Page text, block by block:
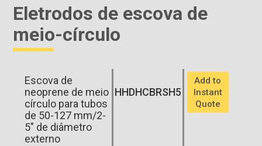
Eletrodos de escova de
meio-círculo
Escova de
neoprene de meio
círculo para tubos
de 50-127 mm/2-
5" de diâmetro
externo
HHDHCBRSH5
Add to
Instant
Quote